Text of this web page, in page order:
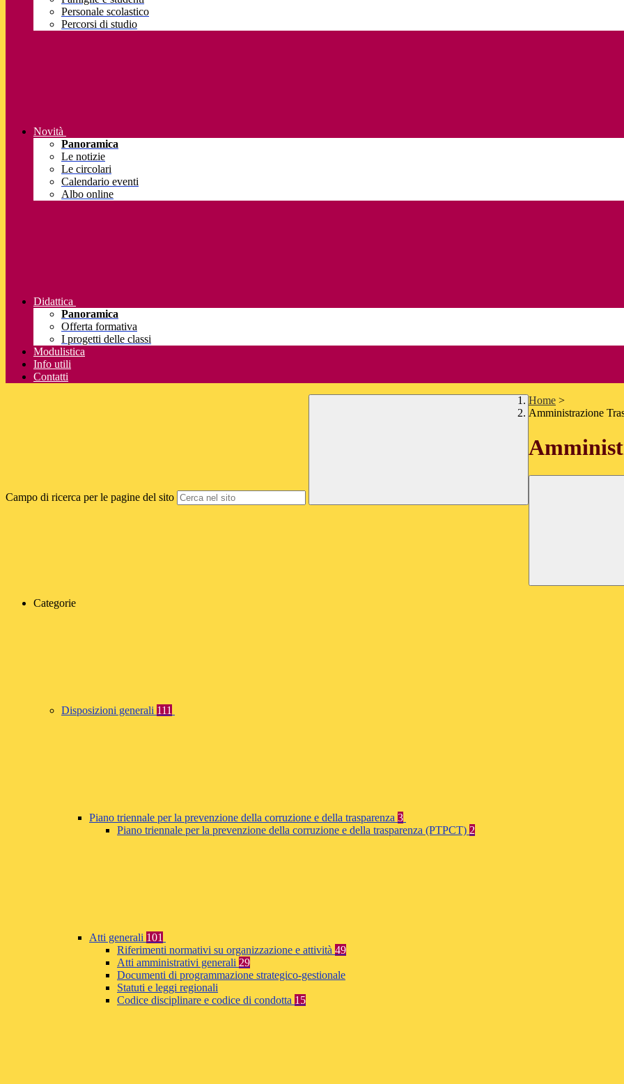
Personale scolastico
Percorsi di studio
Novità
Panoramica
Le notizie
Le circolari
Calendario eventi
Albo online
Didattica
Panoramica
Offerta formativa
I progetti delle classi
Modulistica
Info utili
Contatti
Campo di ricerca per le pagine del sito
Home >
Amministrazione
Categorie
Disposizioni generali 111
Piano triennale per la prevenzione della corruzione e della trasparenza 3
Piano triennale per la prevenzione della corruzione e della trasparenza (PTPCT) 2
Atti generali 101
Riferimenti normativi su organizzazione e attività 49
Atti amministrativi generali 29
Documenti di programmazione strategico-gestionale
Statuti e leggi regionali
Codice disciplinare e codice di condotta 15